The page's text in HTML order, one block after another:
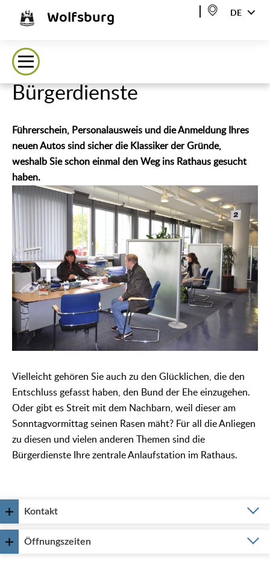
Wolfsburg DE
Bürgerdienste
Führerschein, Personalausweis und die Anmeldung Ihres
neuen Autos sind sicher die Klassiker der Gründe,
weshalb Sie schon einmal den Weg ins Rathaus gesucht
haben.
Vielleicht gehören Sie auch zu den Glücklichen, die den
Entschluss gefasst haben, den Bund der Ehe einzugehen.
Oder gibt es Streit mit dem Nachbarn, weil dieser am
Sonntagvormittag seinen Rasen mäht? Für all die Anliegen
zu diesen und vielen anderen Themen sind die
Bürgerdienste Ihre zentrale Anlaufstation im Rathaus.
Kontakt
Öffnungszeiten